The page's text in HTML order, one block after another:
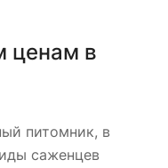
ценам в
питомник, в
саженцев